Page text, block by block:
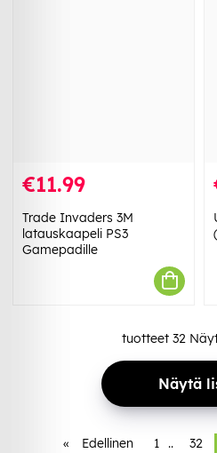
€11.99
Trade Invaders 3M
latauskaapeli PS3
Gamepadille
tuotteet 32
Näytä
« Edellinen 1 .. 32